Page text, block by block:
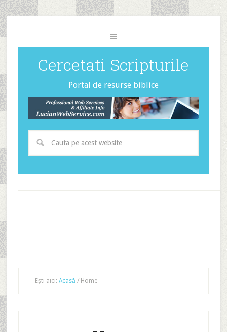
Cercetati Scripturile
Portal de resurse biblice
Ești aici: Acasă /Home